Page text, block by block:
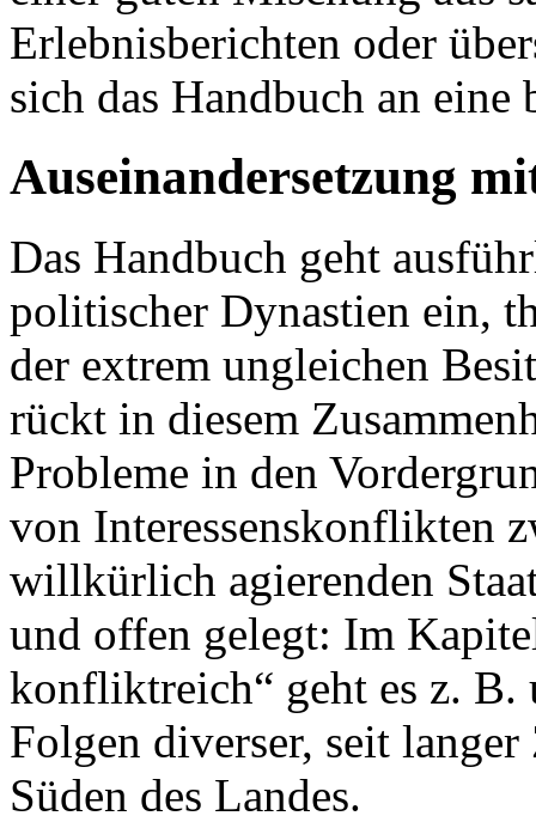
Erlebnisberichten oder
sich das Handbuch an eine
Auseinandersetzung
Das Handbuch geht
politischer Dynastien ein,
der extrem ungleichen
rückt in diesem
Probleme in den
von Interessenskonflikten
willkürlich agierenden
und offen gelegt: Im
konfliktreich“ geht es z. B.
Folgen diverser, seit
Süden des Landes.